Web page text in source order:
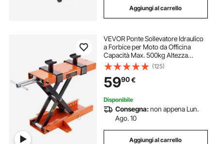
Aggiungi al carrello
VEVOR Ponte Sollevatore Idraulico
a Forbice per Moto da Officina
Capacità Max. 500kg Altezza
Regolabile 8,9-33,8 cm, Ponte
Sollevatore Alzamoto con 2 Selle
Antiscivolo da Officina Operazione
Idraulica
(125)
5990€
Disponibile
Consegna:non appena Lun.
Ago. 10
Aggiungi al carrello